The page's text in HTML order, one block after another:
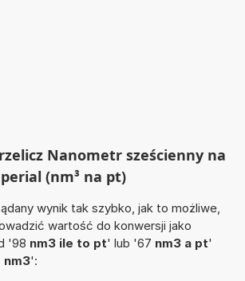
Nanometr sześcienny na
(nm³ na pt)
wynik tak szybko, jak to możliwe,
wartość do konwersji jako
'98 nm3 ile to pt' lub '67 nm3 a pt'
nm3':